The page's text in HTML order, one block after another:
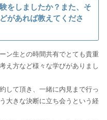
をしましたか？また、そ
があれば教えてくださ
ン生との時間共有でとても貴重
え方など様々な学びがありまし
して頂き、一緒に内見まで行っ
大きな決断に立ち会うという経